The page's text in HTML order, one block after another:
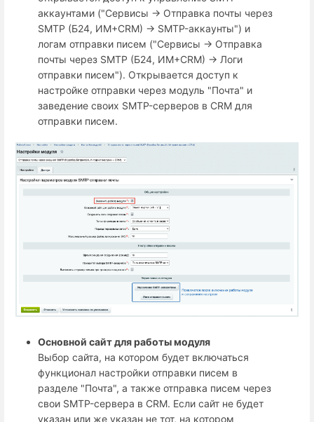
аккаунтами ("Сервисы → Отправка почты через
SMTP (Б24, ИМ+СRM) → SMTP-аккаунты") и
логам отправки писем ("Сервисы → Отправка
почты через SMTP (Б24, ИМ+СRM) → Логи
отправки писем"). Открывается доступ к
настройке отправки через модуль "Почта" и
заведение своих SMTP-серверов в CRM для
отправки писем.
Основной сайт для работы модуля
Выбор сайта, на котором будет включаться
функционал настройки отправки писем в
разделе "Почта", а также отправка писем через
свои SMTP-сервера в CRM. Если сайт не будет
указан или же указан не тот, на котором